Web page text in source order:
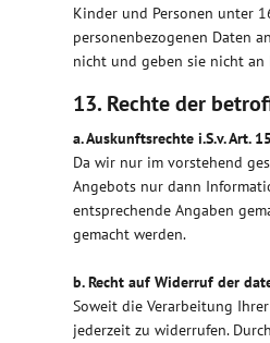
Kinder und Personen unter
personenbezogenen Daten
nicht und geben sie nicht an
13. Rechte der
a. Auskunftsrechte i.S.v. Art.
Da wir nur im vorstehend
Angebots nur dann
entsprechende Angaben
gemacht werden.
b. Recht auf Widerruf der
Soweit die Verarbeitung
jederzeit zu widerrufen.